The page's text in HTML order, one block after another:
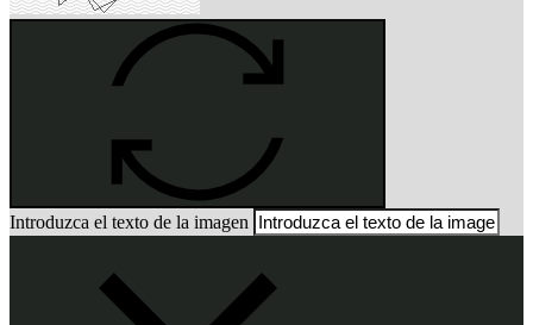
Introduzca el texto de la imagen